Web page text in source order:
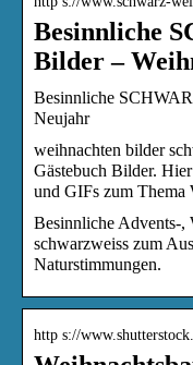
Besinnliche
Bilder –
Besinnliche
Neujahr
weihnachten bilder
Gästebuch Bilder.
und GIFs zum Thema
Besinnliche Advents-,
schwarzweiss zum
Naturstimmungen.
http s://